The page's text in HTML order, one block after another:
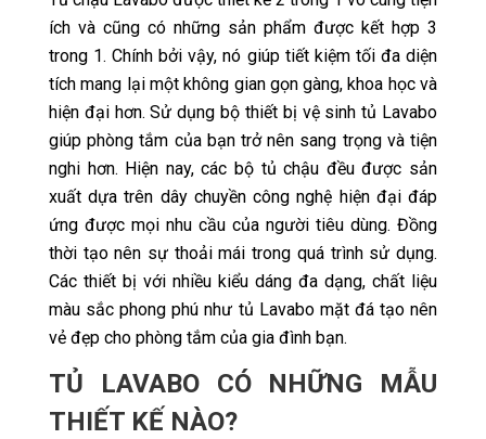
ích và cũng có những sản phẩm được kết hợp 3
trong 1. Chính bởi vậy, nó giúp tiết kiệm tối đa diện
tích mang lại một không gian gọn gàng, khoa học và
hiện đại hơn. Sử dụng bộ thiết bị vệ sinh tủ Lavabo
giúp phòng tắm của bạn trở nên sang trọng và tiện
nghi hơn. Hiện nay, các bộ tủ chậu đều được sản
xuất dựa trên dây chuyền công nghệ hiện đại đáp
ứng được mọi nhu cầu của người tiêu dùng. Đồng
thời tạo nên sự thoải mái trong quá trình sử dụng.
Các thiết bị với nhiều kiểu dáng đa dạng, chất liệu
màu sắc phong phú như tủ Lavabo mặt đá tạo nên
vẻ đẹp cho phòng tắm của gia đình bạn.
TỦ LAVABO CÓ NHỮNG MẪU
THIẾT KẾ NÀO?